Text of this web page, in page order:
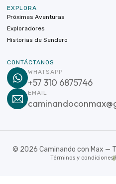
EXPLORA
Próximas Aventuras
Exploradores
Historias de Sendero
CONTÁCTANOS
WHATSAPP
+57 310 6875746
EMAIL
© 2026 Caminando con Max —
Términos y condiciones